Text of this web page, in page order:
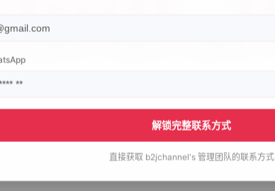
解锁完整联系方式
直接获取 b2jchannel's 管理团队的联系方式